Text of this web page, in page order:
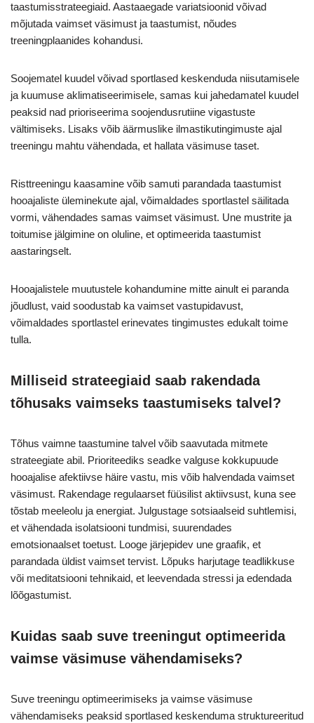
taastumisstrateegiaid. Aastaaegade variatsioonid võivad
mõjutada vaimset väsimust ja taastumist, nõudes
treeningplaanides kohandusi.
Soojematel kuudel võivad sportlased keskenduda niisutamisele
ja kuumuse aklimatiseerimisele, samas kui jahedamatel kuudel
peaksid nad prioriseerima soojendusrutiine vigastuste
vältimiseks. Lisaks võib äärmuslike ilmastikutingimuste ajal
treeningu mahtu vähendada, et hallata väsimuse taset.
Risttreeningu kaasamine võib samuti parandada taastumist
hooajaliste üleminekute ajal, võimaldades sportlastel säilitada
vormi, vähendades samas vaimset väsimust. Une mustrite ja
toitumise jälgimine on oluline, et optimeerida taastumist
aastaringselt.
Hooajalistele muutustele kohandumine mitte ainult ei paranda
jõudlust, vaid soodustab ka vaimset vastupidavust,
võimaldades sportlastel erinevates tingimustes edukalt toime
tulla.
Milliseid strateegiaid saab rakendada
tõhusaks vaimseks taastumiseks talvel?
Tõhus vaimne taastumine talvel võib saavutada mitmete
strateegiate abil. Prioriteediks seadke valguse kokkupuude
hooajalise afektiivse häire vastu, mis võib halvendada vaimset
väsimust. Rakendage regulaarset füüsilist aktiivsust, kuna see
tõstab meeleolu ja energiat. Julgustage sotsiaalseid suhtlemisi,
et vähendada isolatsiooni tundmisi, suurendades
emotsionaalset toetust. Looge järjepidev une graafik, et
parandada üldist vaimset tervist. Lõpuks harjutage teadlikkuse
või meditatsiooni tehnikaid, et leevendada stressi ja edendada
lõõgastumist.
Kuidas saab suve treeningut optimeerida
vaimse väsimuse vähendamiseks?
Suve treeningu optimeerimiseks ja vaimse väsimuse
vähendamiseks peaksid sportlased keskenduma struktureeritud